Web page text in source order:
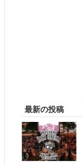
最新の投稿